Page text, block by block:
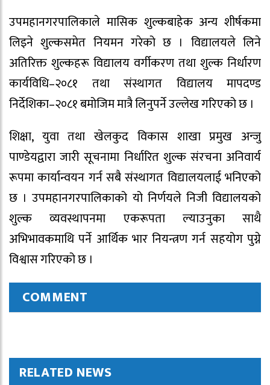
उपमहानगरपालिकाले मासिक शुल्कबाहेक अन्य शीर्षकमा
लिइने शुल्कसमेत नियमन गरेको छ । विद्यालयले लिने
अतिरिक्त शुल्कहरू विद्यालय वर्गीकरण तथा शुल्क निर्धारण
कार्यविधि–२०८१ तथा संस्थागत विद्यालय मापदण्ड
निर्देशिका–२०८१ बमोजिम मात्रै लिनुपर्ने उल्लेख गरिएको छ ।
शिक्षा, युवा तथा खेलकुद विकास शाखा प्रमुख अन्जु
पाण्डेयद्वारा जारी सूचनामा निर्धारित शुल्क संरचना अनिवार्य
रूपमा कार्यान्वयन गर्न सबै संस्थागत विद्यालयलाई भनिएको
छ । उपमहानगरपालिकाको यो निर्णयले निजी विद्यालयको
शुल्क व्यवस्थापनमा एकरूपता ल्याउनुका साथै
अभिभावकमाथि पर्ने आर्थिक भार नियन्त्रण गर्न सहयोग पुग्ने
विश्वास गरिएको छ ।
COMMENT
RELATED NEWS